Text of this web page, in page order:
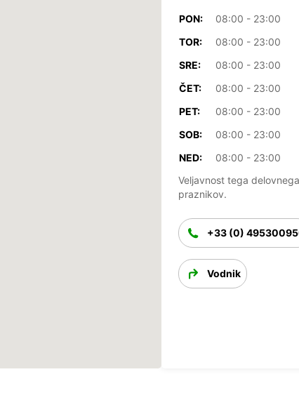
PON:
08:00 - 23:00
TOR:
08:00 - 23:00
SRE:
08:00 - 23:00
ČET:
08:00 - 23:00
PET:
08:00 - 23:00
SOB:
08:00 - 23:00
NED:
08:00 - 23:00
Veljavnost tega
praznikov.
+33 (0)
Vodnik